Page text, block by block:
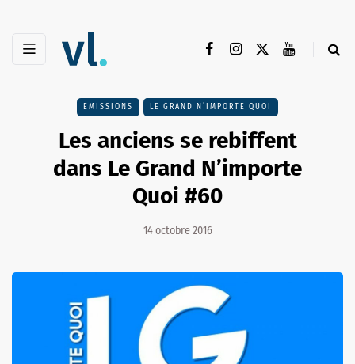
EMISSIONS LE GRAND N’IMPORTE QUOI
Les anciens se rebiffent
dans Le Grand N’importe
Quoi #60
14 octobre 2016